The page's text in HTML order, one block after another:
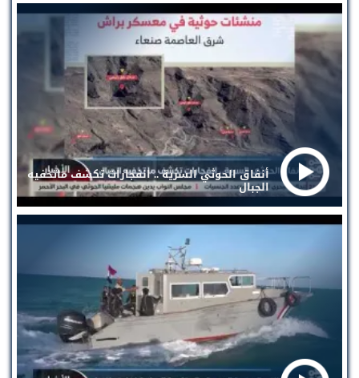
أنفاق الحوثي السرية .. انفجارات تكشف ماتخفيه
الجبال